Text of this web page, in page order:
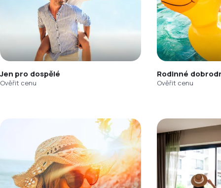
Jen pro dospělé
Ověřit cenu
Rodinné
Ověřit cenu